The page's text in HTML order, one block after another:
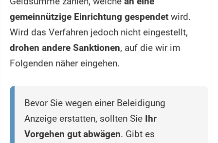
gemeinnützige Einrichtung gespendet wird.
Wird das Verfahren jedoch nicht eingestellt,
drohen andere Sanktionen, auf die wir im
Folgenden näher eingehen.
Bevor Sie wegen einer Beleidigung
Anzeige erstatten, sollten Sie Ihr
Vorgehen gut abwägen. Gibt es